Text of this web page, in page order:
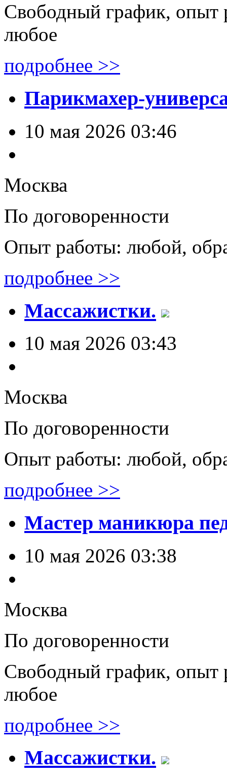
Свободный график, опыт
любое
подробнее >>
Парикмахер-
10 мая 2026 03:46
Москва
По договоренности
Опыт работы: любой,
подробнее >>
Массажистки.
10 мая 2026 03:43
Москва
По договоренности
Опыт работы: любой,
подробнее >>
Мастер маникюра
10 мая 2026 03:38
Москва
По договоренности
Свободный график, опыт
любое
подробнее >>
Массажистки.